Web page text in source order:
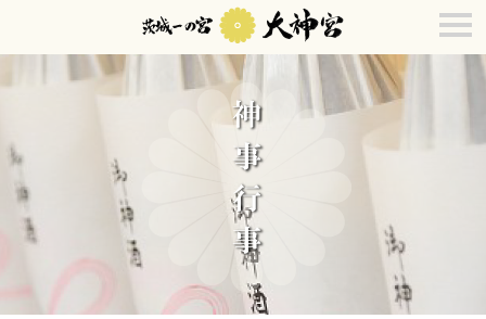
トップへ
境内のご案内
神事行事
フォトギャ